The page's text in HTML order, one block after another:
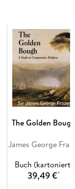
The Golden
Buch (kartoniert)
39,49 €*